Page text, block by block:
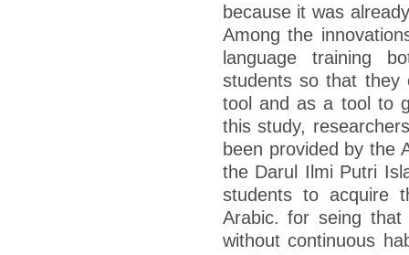
because it was
Among the
language training
students so that they
tool and as a tool to
this study,
been provided by the
the Darul Ilmi Putri
students to acquire
Arabic. for seing that
without continuous